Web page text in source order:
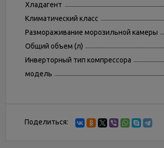
Хладагент
Климатический класс
Размораживание морозильной камеры
Общий объем (л)
Инверторный тип компрессора
модель
Поделиться: